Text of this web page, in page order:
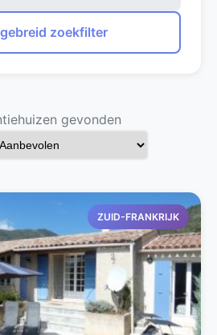
zoekfilter
gevonden
ZUID-FRANKRIJK